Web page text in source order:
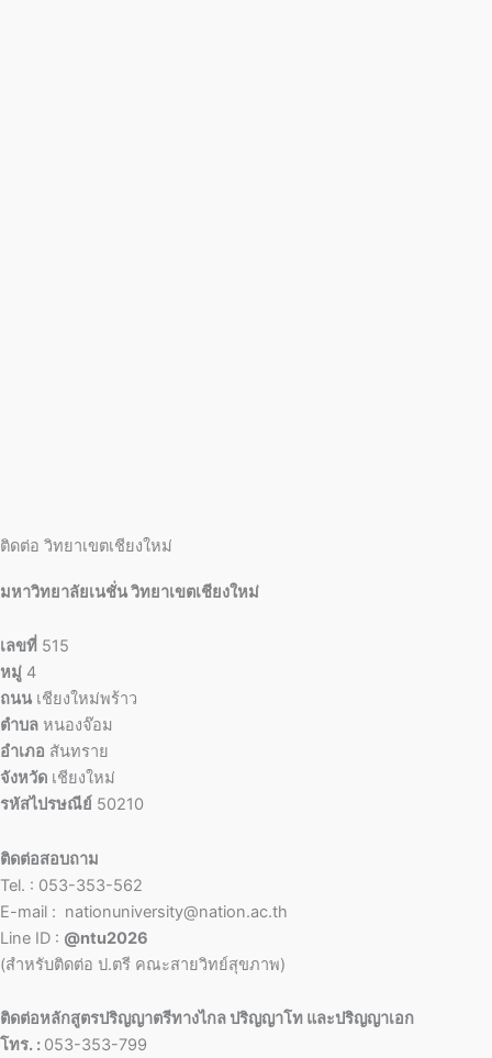
ติดต่อ วิทยาเขตเชียงใหม่
มหาวิทยาลัยเนชั่น วิทยาเขตเชียงใหม่
เลขที่ 515
หมู่ 4
ถนน เชียงใหม่พร้าว
ตำบล หนองจ๊อม
อำเภอ สันทราย
จังหวัด เชียงใหม่
รหัสไปรษณีย์ 50210
ติดต่อสอบถาม
Tel. : 053-353-562
E-mail : nationuniversity@nation.ac.th
Line ID : @ntu2026
(สำหรับติดต่อ ป.ตรี คณะสายวิทย์สุขภาพ)
ติดต่อหลักสูตรปริญญาตรีทางไกล ปริญญาโท และปริญญาเอก
โทร. : 053-353-799